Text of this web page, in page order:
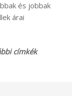
és jobbak
árai
címkék